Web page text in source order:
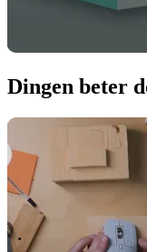
Dingen beter